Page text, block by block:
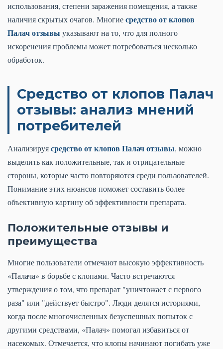
использования, степени заражения помещения, а также
наличия скрытых очагов. Многиесредство от клопов
Палач отзывы указывают на то, что для полного
искоренения проблемы может потребоваться несколько
обработок.
Средство от клопов Палач
отзывы: анализ мнений
потребителей
Анализируясредство от клопов Палач отзывы, можно
выделить как положительные, так и отрицательные
стороны, которые часто повторяются среди пользователей.
Понимание этих нюансов поможет составить более
объективную картину об эффективности препарата.
Положительные отзывы и
преимущества
Многие пользователи отмечают высокую эффективность
«Палача» в борьбе с клопами. Часто встречаются
утверждения о том, что препарат "уничтожает с первого
раза" или "действует быстро". Люди делятся историями,
когда после многочисленных безуспешных попыток с
другими средствами, «Палач» помогал избавиться от
насекомых. Отмечается, что клопы начинают погибать уже